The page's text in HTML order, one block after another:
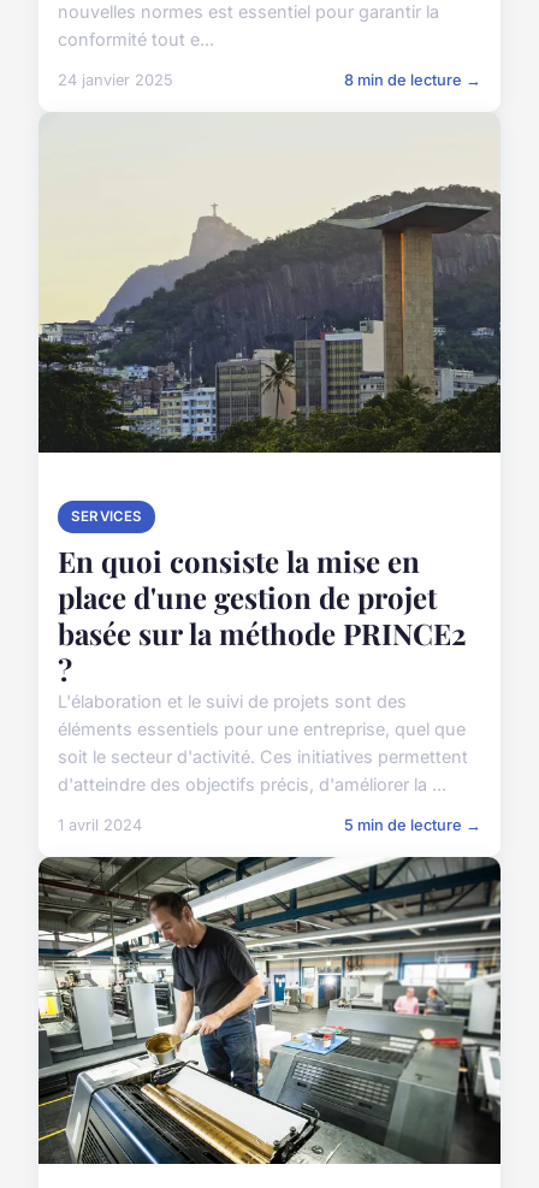
nouvelles normes est essentiel pour garantir la
conformité tout e...
24 janvier 2025 8 min de lecture →
SERVICES
En quoi consiste la mise en
place d'une gestion de projet
basée sur la méthode PRINCE2
?
L'élaboration et le suivi de projets sont des
éléments essentiels pour une entreprise, quel que
soit le secteur d'activité. Ces initiatives permettent
d'atteindre des objectifs précis, d'améliorer la ...
1 avril 2024 5 min de lecture →